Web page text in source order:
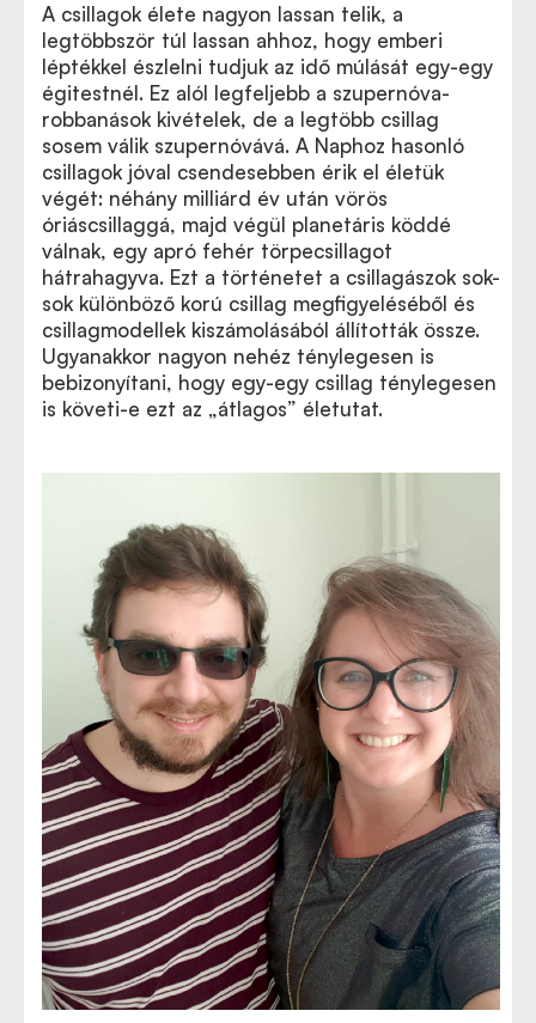
A csillagok élete nagyon lassan telik, a
legtöbbször túl lassan ahhoz, hogy emberi
léptékkel észlelni tudjuk az idő múlását egy-egy
égitestnél. Ez alól legfeljebb a szupernóva-
robbanások kivételek, de a legtöbb csillag
sosem válik szupernóvává. A Naphoz hasonló
csillagok jóval csendesebben érik el életük
végét: néhány milliárd év után vörös
óriáscsillaggá, majd végül planetáris köddé
válnak, egy apró fehér törpecsillagot
hátrahagyva. Ezt a történetet a csillagászok sok-
sok különböző korú csillag megfigyeléséből és
csillagmodellek kiszámolásából állították össze.
Ugyanakkor nagyon nehéz ténylegesen is
bebizonyítani, hogy egy-egy csillag ténylegesen
is követi-e ezt az „átlagos” életutat.